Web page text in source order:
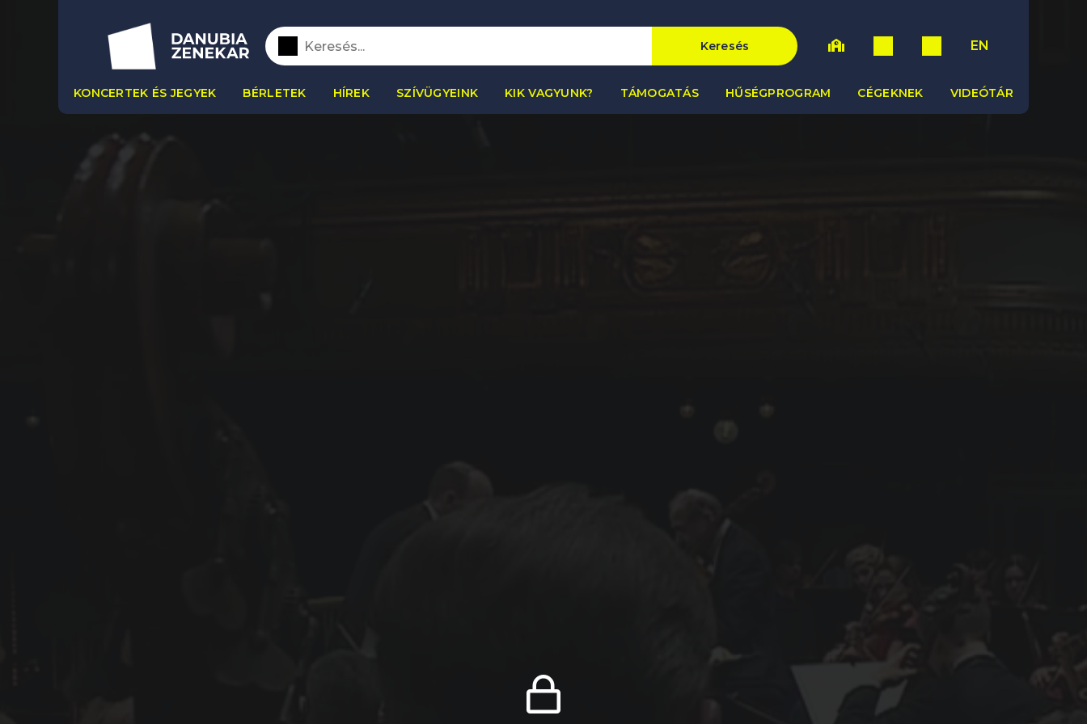
Keresés EN
KONCERTEK ÉS JEGYEK BÉRLETEK HÍREK SZÍVÜGYEINK KIK VAGYUNK? TÁMOGATÁS HŰSÉGPROGRAM CÉGEKNEK VIDEÓTÁR